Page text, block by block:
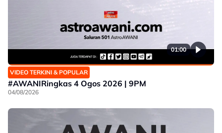
01:00
VIDEO TERKINI & POPULAR
#AWANIRingkas 4 Ogos 2026 | 9PM
04/08/2026